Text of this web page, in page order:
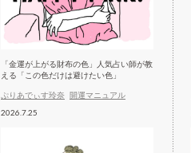
「金運が上がる財布の色」人気占い師が教
える「この色だけは避けたい色」
ぷりあでぃす玲奈 開運マニュアル
2026.7.25